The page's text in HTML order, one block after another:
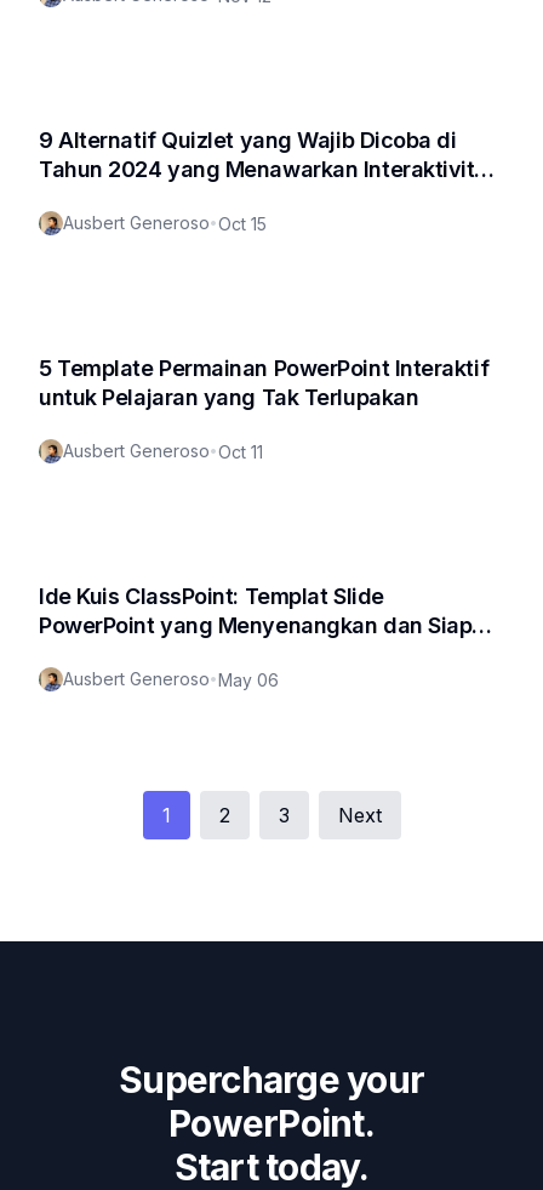
9 Alternatif Quizlet yang Wajib Dicoba di
Tahun 2024 yang Menawarkan Interaktivitas
Ausbert Generoso•Oct 15
5 Template Permainan PowerPoint Interaktif
untuk Pelajaran yang Tak Terlupakan
Ausbert Generoso•Oct 11
Ide Kuis ClassPoint: Templat Slide
PowerPoint yang Menyenangkan dan Siap
Ausbert Generoso•May 06
1 2 3 Next
Supercharge your
PowerPoint.
Start today.